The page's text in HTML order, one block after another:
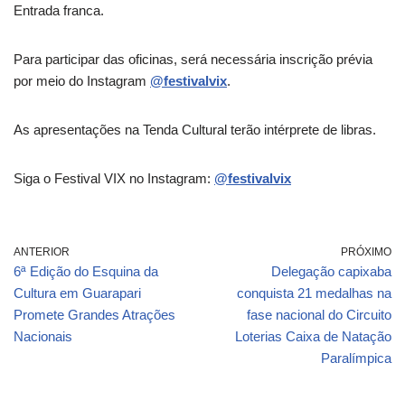
Entrada franca.
Para participar das oficinas, será necessária inscrição prévia
por meio do Instagram @festivalvix.
As apresentações na Tenda Cultural terão intérprete de libras.
Siga o Festival VIX no Instagram: @festivalvix
ANTERIOR
6ª Edição do Esquina da
Cultura em Guarapari
Promete Grandes Atrações
Nacionais
PRÓXIMO
Delegação capixaba
conquista 21 medalhas na
fase nacional do Circuito
Loterias Caixa de Natação
Paralímpica